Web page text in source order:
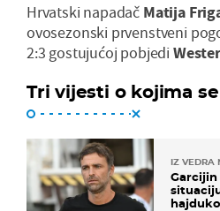
Hrvatski napadač Matija
ovosezonski prvenstveni
2:3 gostujućoj pobjedi
Tri vijesti o kojima
IZ VEDRA